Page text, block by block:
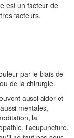
est un facteur de
facteurs.
par le biais de
de la chirurgie.
aussi aider et
mentales,
la
l'acupuncture,